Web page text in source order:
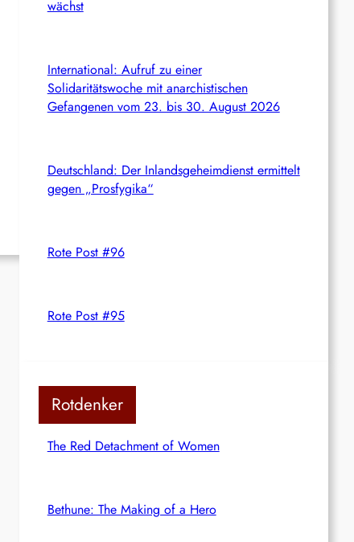
wächst
International: Aufruf zu einer
Solidaritätswoche mit anarchistischen
Gefangenen vom 23. bis 30. August 2026
Deutschland: Der Inlandsgeheimdienst ermittelt
gegen „Prosfygika“
Rote Post #96
Rote Post #95
Rotdenker
The Red Detachment of Women
Bethune: The Making of a Hero